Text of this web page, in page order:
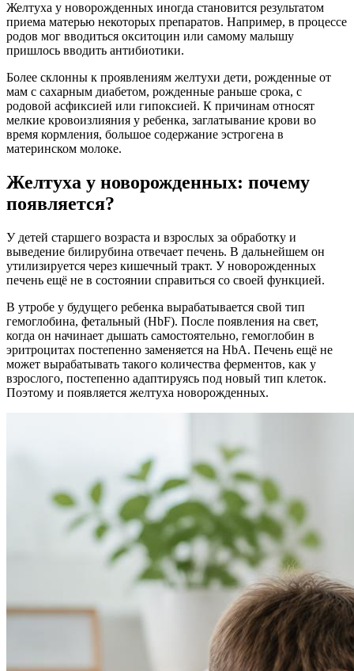
Желтуха у новорожденных иногда становится результатом
приема матерью некоторых препаратов. Например, в процессе
родов мог вводиться окситоцин или самому малышу
пришлось вводить антибиотики.
Более склонны к проявлениям желтухи дети, рожденные от
мам с сахарным диабетом, рожденные раньше срока, с
родовой асфиксией или гипоксией. К причинам относят
мелкие кровоизлияния у ребенка, заглатывание крови во
время кормления, большое содержание эстрогена в
материнском молоке.
Желтуха у новорожденных: почему
появляется?
У детей старшего возраста и взрослых за обработку и
выведение билирубина отвечает печень. В дальнейшем он
утилизируется через кишечный тракт. У новорожденных
печень ещё не в состоянии справиться со своей функцией.
В утробе у будущего ребенка вырабатывается свой тип
гемоглобина, фетальный (HbF). После появления на свет,
когда он начинает дышать самостоятельно, гемоглобин в
эритроцитах постепенно заменяется на HbA. Печень ещё не
может вырабатывать такого количества ферментов, как у
взрослого, постепенно адаптируясь под новый тип клеток.
Поэтому и появляется желтуха новорожденных.